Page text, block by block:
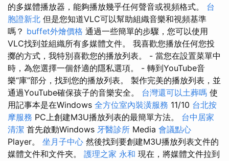
的多媒體播放器，能夠播放幾乎任何聲音或視頻格式。 台
胞證新北 但是您知道VLC可以幫助組織音樂和視頻基準
嗎？ buffet外燴價格 通過一些簡單的步驟，您可以使用
VLC找到並組織所有多媒體文件。 我喜歡您播放任何您投
擲的方式，我特別喜歡您的播放列表。 - 當您在設置菜單中
時，為您選擇一個舒適的隱私選項。 - 轉到YouTube音
樂“庫”部分，找到您的播放列表。 製作完美的播放列表，並
通過YouTube確保孩子的音樂安全。 台灣還可以土葬嗎 使
用記事本是在Windows 全方位室內裝潢服務 11/10 台北按
摩服務 PC上創建M3U播放列表的最簡單方法。 台中居家
清潔 首先啟動Windows 牙醫診所 Media 會議點心
Player。 坐月子中心 然後找到要創建M3U播放列表文件的
媒體文件和文件夾。 護理之家 永和 現在，將媒體文件拉到